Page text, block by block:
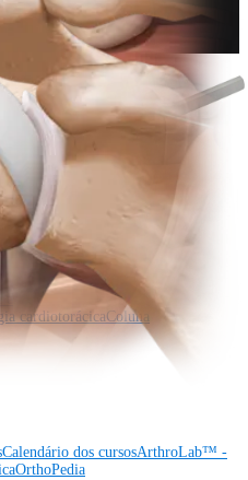
e
cardiotorácica Coluna vertebral
e
cardiotorácicaColuna
Calendário dos cursosArthroLab™ -
OrthoPedia